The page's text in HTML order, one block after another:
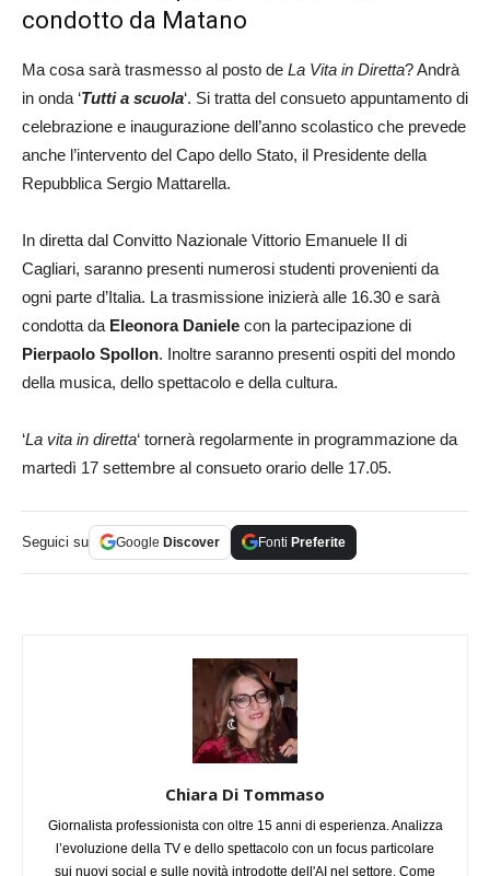
condotto da Matano
Ma cosa sarà trasmesso al posto de La Vita in Diretta? Andrà
in onda ‘Tutti a scuola‘. Si tratta del consueto appuntamento di
celebrazione e inaugurazione dell’anno scolastico che prevede
anche l’intervento del Capo dello Stato, il Presidente della
Repubblica Sergio Mattarella.
In diretta dal Convitto Nazionale Vittorio Emanuele II di
Cagliari, saranno presenti numerosi studenti provenienti da
ogni parte d’Italia. La trasmissione inizierà alle 16.30 e sarà
condotta da Eleonora Daniele con la partecipazione di
Pierpaolo Spollon. Inoltre saranno presenti ospiti del mondo
della musica, dello spettacolo e della cultura.
‘La vita in diretta‘ tornerà regolarmente in programmazione da
martedì 17 settembre al consueto orario delle 17.05.
Seguici su Google Discover Fonti Preferite
Chiara Di Tommaso
Giornalista professionista con oltre 15 anni di esperienza. Analizza
l’evoluzione della TV e dello spettacolo con un focus particolare
sui nuovi social e sulle novità introdotte dell'AI nel settore. Come